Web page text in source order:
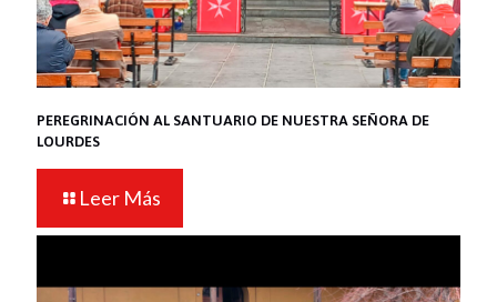
PEREGRINACIÓN AL SANTUARIO DE NUESTRA SEÑORA DE
LOURDES
Leer Más